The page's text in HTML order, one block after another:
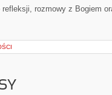
rozmowy z Bogiem